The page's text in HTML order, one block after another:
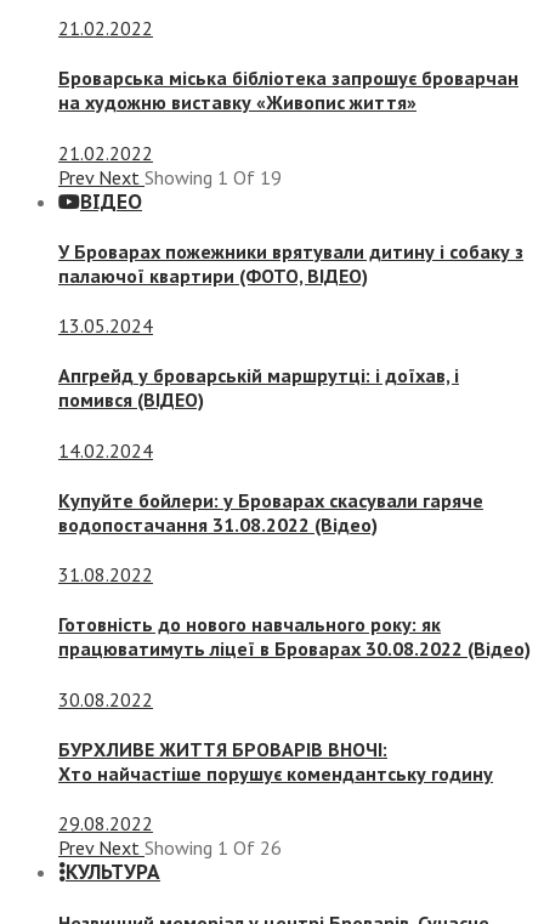
21.02.2022
Броварська міська бібліотека запрошує броварчан
на художню виставку «Живопис життя»
21.02.2022
Prev Next Showing 1 Of 19
ВІДЕО
У Броварах пожежники врятували дитину і собаку з
палаючої квартири (ФОТО, ВІДЕО)
13.05.2024
Апгрейд у броварській маршрутці: і доїхав, і
помився (ВІДЕО)
14.02.2024
Купуйте бойлери: у Броварах скасували гаряче
водопостачання 31.08.2022 (Відео)
31.08.2022
Готовність до нового навчального року: як
працюватимуть ліцеї в Броварах 30.08.2022 (Відео)
30.08.2022
БУРХЛИВЕ ЖИТТЯ БРОВАРІВ ВНОЧІ:
Хто найчастіше порушує комендантську годину
29.08.2022
Prev Next Showing 1 Of 26
КУЛЬТУРА